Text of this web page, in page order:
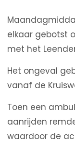
elkaar gebotst
met het
Het ongeval
vanaf de
Toen een
aanrijden
waardoor de